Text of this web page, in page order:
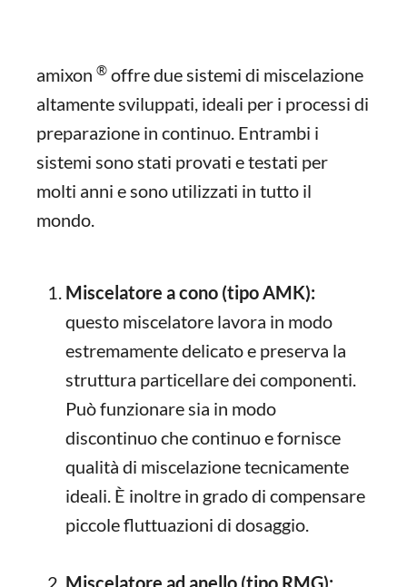
amixon ® offre due sistemi di miscelazione
altamente sviluppati, ideali per i processi di
preparazione in continuo. Entrambi i
sistemi sono stati provati e testati per
molti anni e sono utilizzati in tutto il
mondo.
Miscelatore a cono (tipo AMK):
questo miscelatore lavora in modo
estremamente delicato e preserva la
struttura particellare dei componenti.
Può funzionare sia in modo
discontinuo che continuo e fornisce
qualità di miscelazione tecnicamente
ideali. È inoltre in grado di compensare
piccole fluttuazioni di dosaggio.
Miscelatore ad anello (tipo RMG):